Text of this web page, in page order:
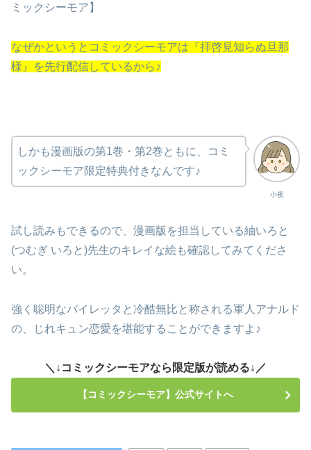
ミックシーモア】
なぜかというとコミックシーモアは『拝啓見知らぬ旦那
様』を先行配信しているから♪
小夜
しかも漫画版の第1巻・第2巻ともに、コミ
ックシーモア限定特典付きなんです♪
試し読みもできるので、漫画版を担当している紬いろと
(つむぎ いろと)先生のキレイな絵も確認してみてくださ
い。
強く聡明なバイレッタと冷酷無比と称される軍人アナルド
の、じれキュン恋愛を堪能することができますよ♪
＼↓コミックシーモアなら限定版が読める↓／
【コミックシーモア】公式サイトへ